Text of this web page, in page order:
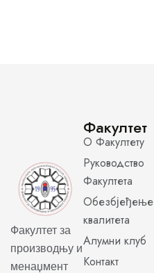
Факултет за
производњу и
менаџмент
Факултет
О Факултету
Руководство
Факултета
Обезбјеђење
квалитета
Алумни клуб
Контакт